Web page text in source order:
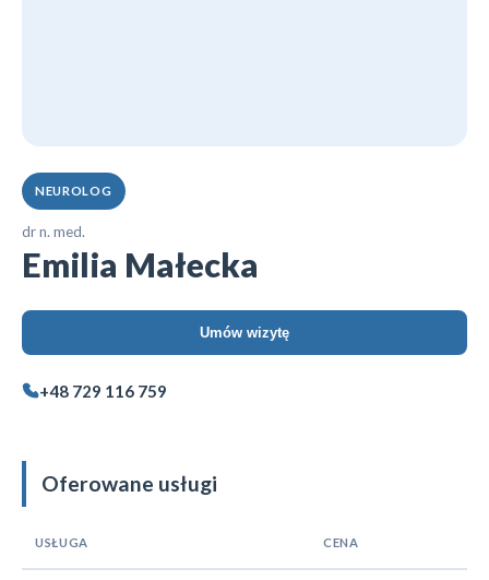
NEUROLOG
dr n. med.
Emilia Małecka
Umów wizytę
+48 729 116 759
Oferowane usługi
USŁUGA CENA